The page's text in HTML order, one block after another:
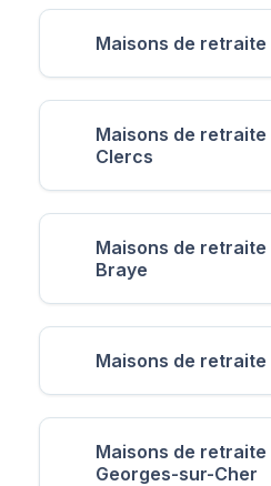
Maisons de retraite
Maisons de
Clercs
Maisons de retraite
Braye
Maisons de retraite
Maisons de retraite
Georges-sur-Cher